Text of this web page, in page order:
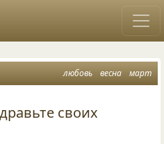
любовь весна март
своих